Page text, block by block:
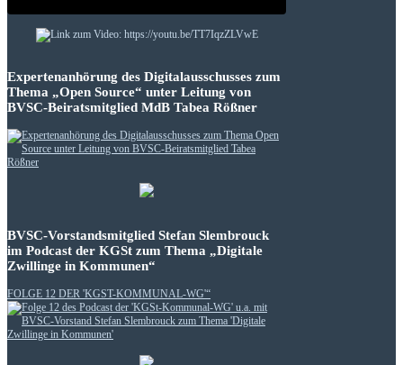
Expertenanhörung des Digitalausschusses zum
Thema „Open Source“ unter Leitung von
BVSC-Beiratsmitglied MdB Tabea Rößner
BVSC-Vorstandsmitglied Stefan Slembrouck
im Podcast der KGSt zum Thema „Digitale
Zwillinge in Kommunen“
FOLGE 12 DER 'KGST-KOMMUNAL-WG'“